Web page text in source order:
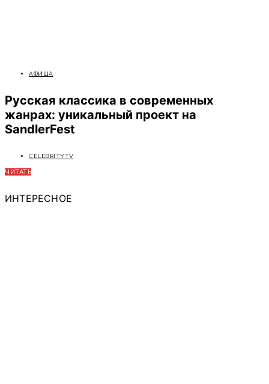
АФИША
Русская классика в современных
жанрах: уникальный проект на
SandlerFest
CELEBRITYTV
ЧИТАТЬ
ИНТЕРЕСНОЕ